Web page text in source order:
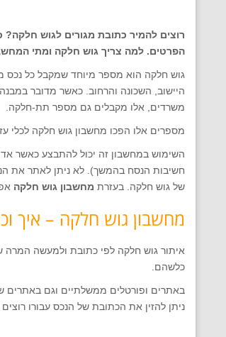
רוצים להמיר כתובת מגורים לגוש
הפרטים. למה צריך גוש חלקה ומתי
גוש חלקה הוא מספר מיוחד שמקבל כל נכס
היישוב, השכונה והרחוב. כאשר מדובר
משרדים, אלו מקבלים גם מספר תת-חלקה.
מספרים אלו הפכו מחשבון גוש חלקה לכלי
השימוש במחשבון זה יכול להתבצע כאשר
חשיבות הנסח בהמשך). לא ניתן לאתר את
של גוש חלקה. בעזרת מחשבון גוש חלקה
מחשבון גוש חלקה – איך
איתור גוש חלקה לפי כתובת ולמעשה המרה
כלשהם.
באתרים ופורטלים ממשלתיים וגם באתרים
ניתן להזין את הכתובת של הנכס עבורו